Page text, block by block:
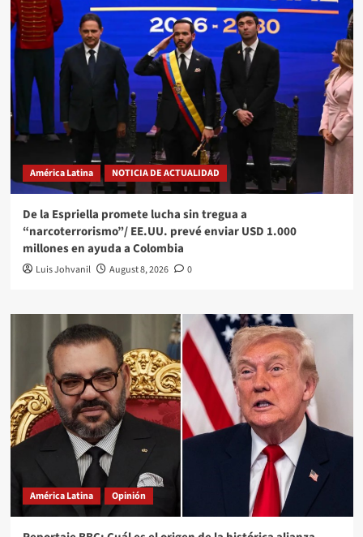
América Latina NOTICIA DE ACTUALIDAD
De la Espriella promete lucha sin tregua a
“narcoterrorismo”/ EE.UU. prevé enviar USD 1.000
millones en ayuda a Colombia
Luis Johvanil August 8, 2026 0
América Latina Opinión